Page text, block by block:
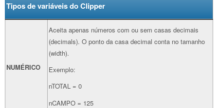
Tipos de variáveis do Clipper
NUMÉRICO
Aceita apenas números com ou sem casas decimais
(decimals). O ponto da casa decimal conta no tamanho
(width).
Exemplo:
nTOTAL = 0
nCAMPO = 125